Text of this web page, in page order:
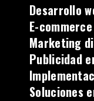
Desarrollo
E-
Marketing
Publicidad
Soluciones